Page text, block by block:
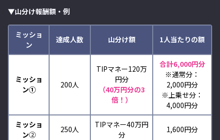
▼山分け報酬額・例
ミッショ
ン
達成人数 山分け額 1人当たりの額
ミッショ
ン①
200人
TIPマネー120万
円分
（40万円分の3
倍！）
合計6,000円分
※通常分：
2,000円分
※上乗せ分：
4,000円分
ミッショ
ン②
250人 TIPマネー40万円
分
1,600円分